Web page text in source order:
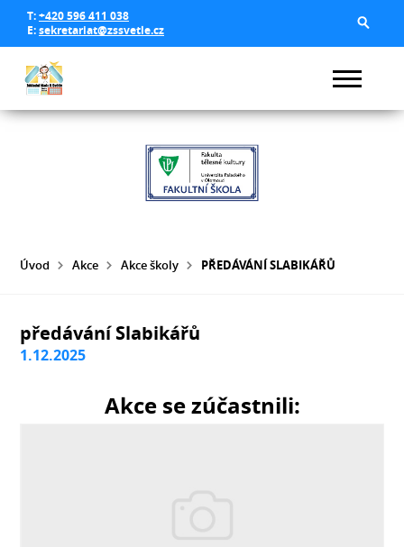
T:+420 596 411 038
E:sekretariat@zssvetle.cz
Úvod Akce Akce školy PŘEDÁVÁNÍ SLABIKÁŘŮ
předávání Slabikářů
1.12.2025
Akce se zúčastnili: